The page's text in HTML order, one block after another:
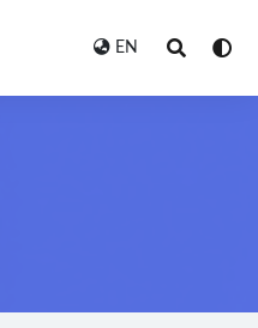
EN